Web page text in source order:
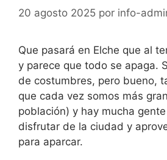
20 agosto 2025 por info-
Que pasará en Elche que al
y parece que todo se apaga.
de costumbres, pero bueno,
que cada vez somos más
población) y hay mucha
disfrutar de la ciudad y
para aparcar.